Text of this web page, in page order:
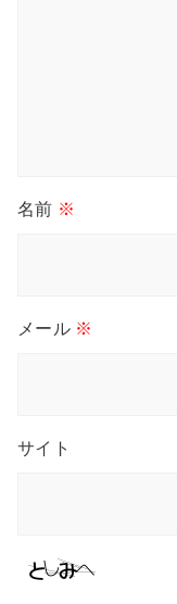
名前 ※
メール ※
サイト